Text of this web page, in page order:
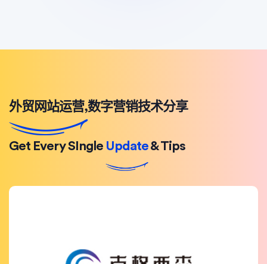
外贸网站运营,数字营销技术分享
Get Every SIngle Update& Tips